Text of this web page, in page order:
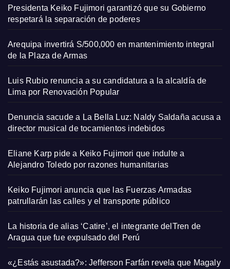
Presidenta Keiko Fujimori garantizó que su Gobierno
respetará la separación de poderes
Arequipa invertirá S/500,000 en mantenimiento integral
de la Plaza de Armas
Luis Rubio renuncia a su candidatura a la alcaldía de
Lima por Renovación Popular
Denuncia sacude a La Bella Luz: Naldy Saldaña acusa a
director musical de tocamientos indebidos
Eliane Karp pide a Keiko Fujimori que indulte a
Alejandro Toledo por razones humanitarias
Keiko Fujimori anuncia que las Fuerzas Armadas
patrullarán las calles y el transporte público
La historia de alias ‘Catire’, el integrante delTren de
Aragua que fue expulsado del Perú
«¿Estás asustada?»: Jefferson Farfán revela que Magaly